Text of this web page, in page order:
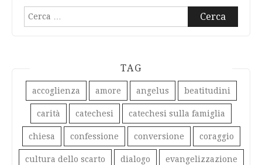
Ricerca
TAG
accoglienza amore angelus beatitudini
carità catechesi catechesi sulla famiglia
chiesa confessione conversione coraggio
cultura dello scarto dialogo evangelizzazione